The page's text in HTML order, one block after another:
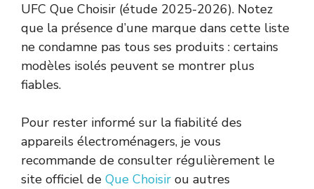
UFC Que Choisir (étude 2025-2026). Notez
que la présence d’une marque dans cette liste
ne condamne pas tous ses produits : certains
modèles isolés peuvent se montrer plus
fiables.
Pour rester informé sur la fiabilité des
appareils électroménagers, je vous
recommande de consulter régulièrement le
site officiel de Que Choisir ou autres